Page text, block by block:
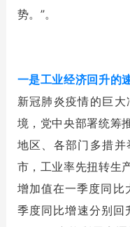
势。”。
一是工业经济回升的
新冠肺炎疫情的巨
境，党中央部署统筹
地区、各部门多措
市，工业率先扭转生
增加值在一季度同比
季度同比增速分别